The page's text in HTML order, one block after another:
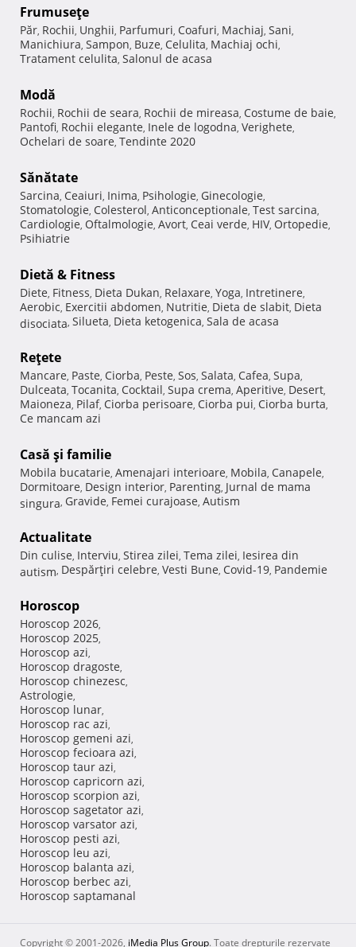
Frumuseţe
Păr, Rochii, Unghii, Parfumuri, Coafuri, Machiaj, Sani,
Manichiura, Sampon, Buze, Celulita, Machiaj ochi,
Tratament celulita, Salonul de acasa
Modă
Rochii, Rochii de seara, Rochii de mireasa, Costume de baie,
Pantofi, Rochii elegante, Inele de logodna, Verighete,
Ochelari de soare, Tendinte 2020
Sănătate
Sarcina, Ceaiuri, Inima, Psihologie, Ginecologie,
Stomatologie, Colesterol, Anticonceptionale, Test sarcina,
Cardiologie, Oftalmologie, Avort, Ceai verde, HIV, Ortopedie,
Psihiatrie
Dietă & Fitness
Diete, Fitness, Dieta Dukan, Relaxare, Yoga, Intretinere,
Aerobic, Exercitii abdomen, Nutritie, Dieta de slabit, Dieta
disociata, Silueta, Dieta ketogenica, Sala de acasa
Reţete
Mancare, Paste, Ciorba, Peste, Sos, Salata, Cafea, Supa,
Dulceata, Tocanita, Cocktail, Supa crema, Aperitive, Desert,
Maioneza, Pilaf, Ciorba perisoare, Ciorba pui, Ciorba burta,
Ce mancam azi
Casă şi familie
Mobila bucatarie, Amenajari interioare, Mobila, Canapele,
Dormitoare, Design interior, Parenting, Jurnal de mama
singura, Gravide, Femei curajoase, Autism
Actualitate
Din culise, Interviu, Stirea zilei, Tema zilei, Iesirea din
autism, Despărţiri celebre, Vesti Bune, Covid-19, Pandemie
Horoscop
Horoscop 2026,
Horoscop 2025,
Horoscop azi,
Horoscop dragoste,
Horoscop chinezesc,
Astrologie,
Horoscop lunar,
Horoscop rac azi,
Horoscop gemeni azi,
Horoscop fecioara azi,
Horoscop taur azi,
Horoscop capricorn azi,
Horoscop scorpion azi,
Horoscop sagetator azi,
Horoscop varsator azi,
Horoscop pesti azi,
Horoscop leu azi,
Horoscop balanta azi,
Horoscop berbec azi,
Horoscop saptamanal
Copyright © 2001-2026, iMedia Plus Group. Toate drepturile rezervate